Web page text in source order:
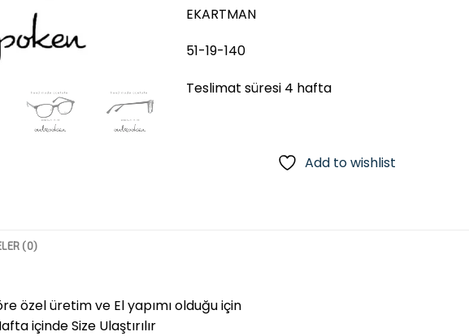
EKARTMAN
51-19-140
Teslimat süresi 4 hafta
Add to wishlist
(0)
özel üretim ve El yapımı olduğu için
içinde Size Ulaştırılır